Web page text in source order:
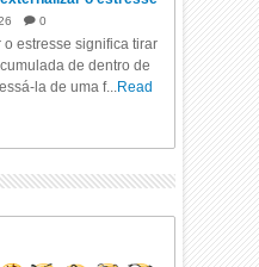
0
o estresse significa tirar
de dentro de
la de uma f...Read